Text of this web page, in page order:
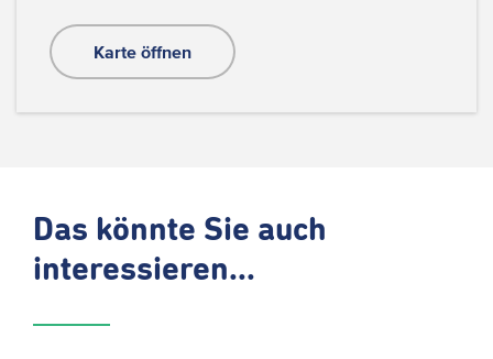
Karte öffnen
Das könnte Sie auch
interessieren...